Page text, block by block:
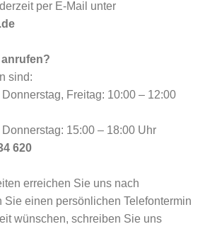
per E-Mail unter
sind:
Freitag: 10:00 – 12:00
15:00 – 18:00 Uhr
620
erreichen Sie uns nach
Sie einen persönlichen Telefontermin
wünschen, schreiben Sie uns